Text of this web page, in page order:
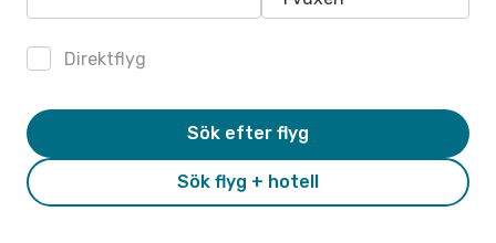
Direktflyg
Sök flyg + hotell
Sök efter flyg